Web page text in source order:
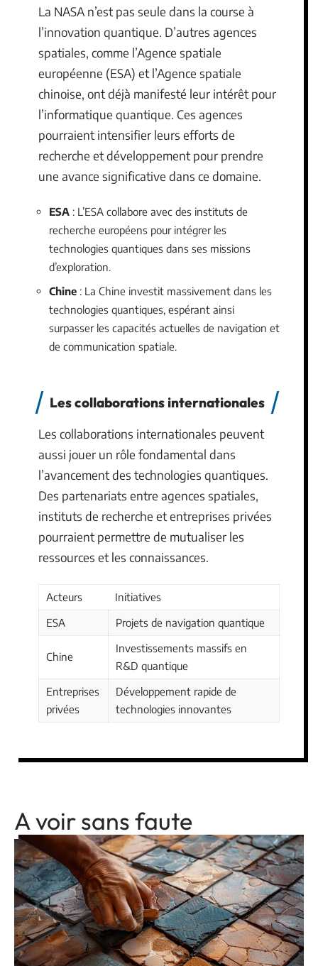
La NASA n’est pas seule dans la course à
l’innovation quantique. D’autres agences
spatiales, comme l’Agence spatiale
européenne (ESA) et l’Agence spatiale
chinoise, ont déjà manifesté leur intérêt pour
l’informatique quantique. Ces agences
pourraient intensifier leurs efforts de
recherche et développement pour prendre
une avance significative dans ce domaine.
ESA : L’ESA collabore avec des instituts de
recherche européens pour intégrer les
technologies quantiques dans ses missions
d’exploration.
Chine : La Chine investit massivement dans les
technologies quantiques, espérant ainsi
surpasser les capacités actuelles de navigation et
de communication spatiale.
Les collaborations internationales
Les collaborations internationales peuvent
aussi jouer un rôle fondamental dans
l’avancement des technologies quantiques.
Des partenariats entre agences spatiales,
instituts de recherche et entreprises privées
pourraient permettre de mutualiser les
ressources et les connaissances.
Acteurs
Initiatives
ESA
Projets de navigation quantique
Chine
Investissements massifs en
R&D quantique
Entreprises
privées
Développement rapide de
technologies innovantes
A voir sans faute